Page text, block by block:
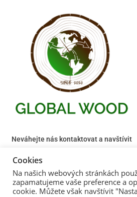
Neváhejte nás kontaktovat a navštívit
Cookies
Na našich webových stránkách
zapamatujeme vaše preference a
cookie. Můžete však navštívit